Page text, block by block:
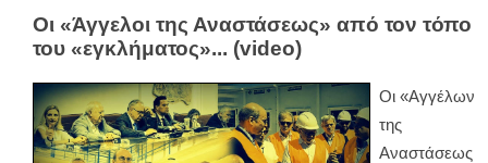
Οι «Άγγελοι της Αναστάσεως» από τον τόπο
του «εγκλήματος»... (video)
Οι «Αγγέλων
της
Αναστάσεως